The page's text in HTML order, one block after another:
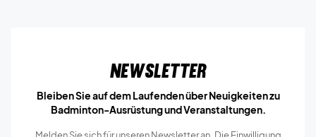
Newsletter
Bleiben Sie auf dem Laufenden über Neuigkeiten zu
Badminton-Ausrüstung und Veranstaltungen.